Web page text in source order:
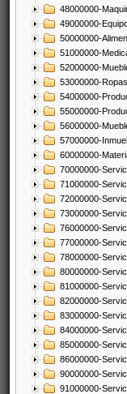
48000000-
49000000-
50000000-
51000000-
52000000-
53000000-
54000000-
55000000-
56000000-
57000000-
60000000-
70000000-
71000000-
72000000-
73000000-
76000000-
77000000-
78000000-
80000000-
81000000-
82000000-
83000000-
84000000-
85000000-
86000000-
90000000-
91000000-